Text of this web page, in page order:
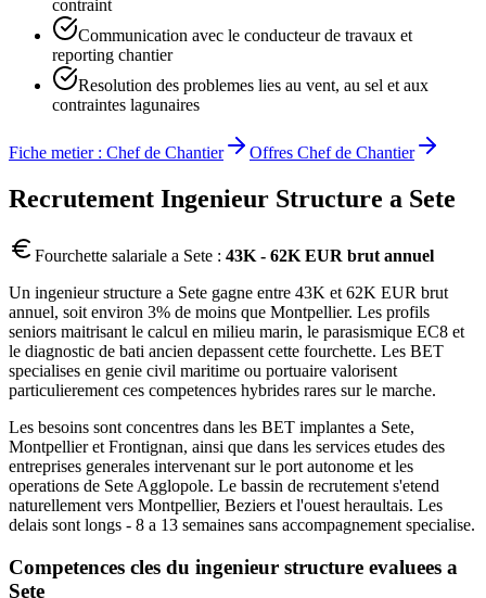
contraint
Communication avec le conducteur de travaux et
reporting chantier
Resolution des problemes lies au vent, au sel et aux
contraintes lagunaires
Fiche metier : Chef de Chantier Offres Chef de Chantier
Recrutement Ingenieur Structure a Sete
Fourchette salariale a Sete : 43K - 62K EUR brut annuel
Un ingenieur structure a Sete gagne entre 43K et 62K EUR brut
annuel, soit environ 3% de moins que Montpellier. Les profils
seniors maitrisant le calcul en milieu marin, le parasismique EC8 et
le diagnostic de bati ancien depassent cette fourchette. Les BET
specialises en genie civil maritime ou portuaire valorisent
particulierement ces competences hybrides rares sur le marche.
Les besoins sont concentres dans les BET implantes a Sete,
Montpellier et Frontignan, ainsi que dans les services etudes des
entreprises generales intervenant sur le port autonome et les
operations de Sete Agglopole. Le bassin de recrutement s'etend
naturellement vers Montpellier, Beziers et l'ouest heraultais. Les
delais sont longs - 8 a 13 semaines sans accompagnement specialise.
Competences cles du ingenieur structure evaluees a
Sete